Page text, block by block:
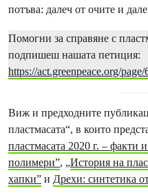
потъва: далеч от очите и
Помогни за справяне с
подпишеш нашата петиция:
https://act.greenpeace.org/
Виж и предходните
пластмасата“, в които
пластмасата 2020 г. – факти
полимери”, „История на
хапки” и Дрехи: синтетика